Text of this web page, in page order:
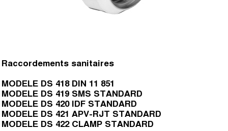
Raccordements sanitaires
MODELE DS 418 DIN 11 851
MODELE DS 419 SMS STANDARD
MODELE DS 420 IDF STANDARD
MODELE DS 421 APV-RJT STANDARD
MODELE DS 422 CLAMP STANDARD